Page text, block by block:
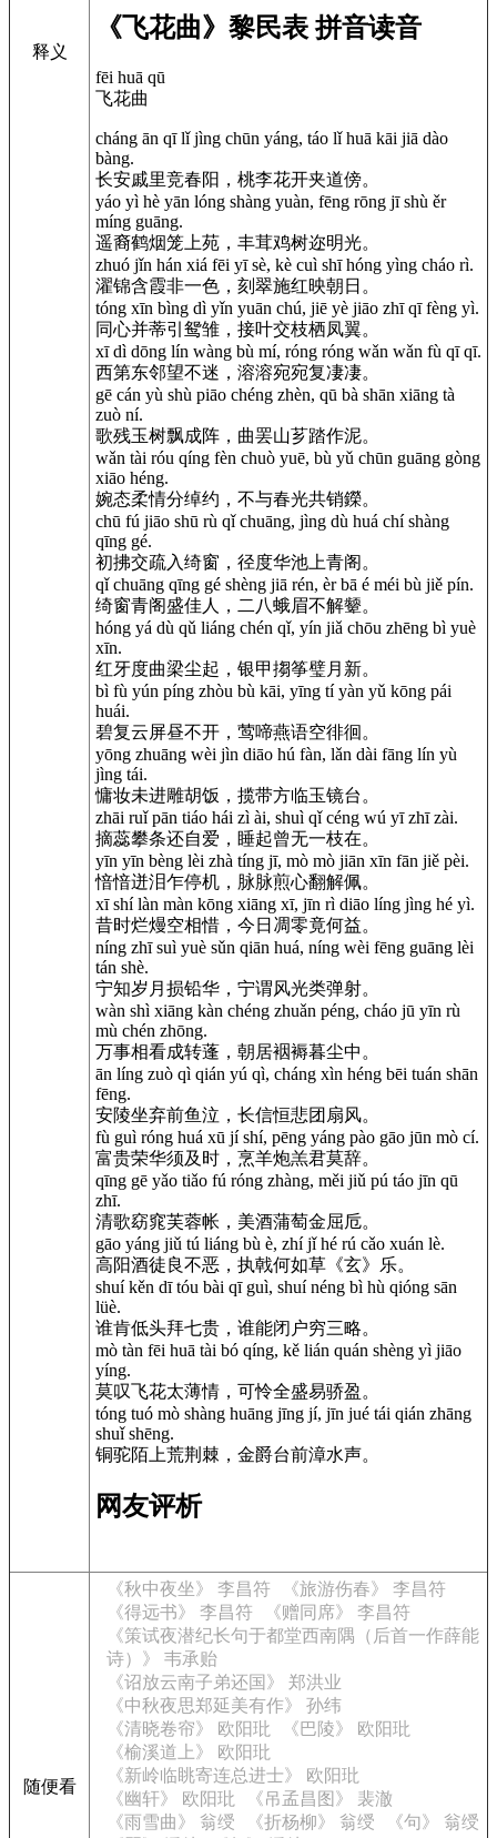
释义
《飞花曲》黎民表 拼音读音
fēi huā qū
飞花曲
cháng ān qī lǐ jìng chūn yáng, táo lǐ huā kāi jiā dào
bàng.
长安戚里竞春阳，桃李花开夹道傍。
yáo yì hè yān lóng shàng yuàn, fēng rōng jī shù ěr
míng guāng.
遥裔鹤烟笼上苑，丰茸鸡树迩明光。
zhuó jǐn hán xiá fēi yī sè, kè cuì shī hóng yìng cháo rì.
濯锦含霞非一色，刻翠施红映朝日。
tóng xīn bìng dì yǐn yuān chú, jiē yè jiāo zhī qī fèng yì.
同心并蒂引鸳雏，接叶交枝栖凤翼。
xī dì dōng lín wàng bù mí, róng róng wǎn wǎn fù qī qī.
西第东邻望不迷，溶溶宛宛复凄凄。
gē cán yù shù piāo chéng zhèn, qū bà shān xiāng tà
zuò ní.
歌残玉树飘成阵，曲罢山芗踏作泥。
wǎn tài róu qíng fèn chuò yuē, bù yǔ chūn guāng gòng
xiāo héng.
婉态柔情分绰约，不与春光共销鑅。
chū fú jiāo shū rù qǐ chuāng, jìng dù huá chí shàng
qīng gé.
初拂交疏入绮窗，径度华池上青阁。
qǐ chuāng qīng gé shèng jiā rén, èr bā é méi bù jiě pín.
绮窗青阁盛佳人，二八蛾眉不解颦。
hóng yá dù qǔ liáng chén qǐ, yín jiǎ chōu zhēng bì yuè
xīn.
红牙度曲梁尘起，银甲搊筝璧月新。
bì fù yún píng zhòu bù kāi, yīng tí yàn yǔ kōng pái
huái.
碧复云屏昼不开，莺啼燕语空徘徊。
yōng zhuāng wèi jìn diāo hú fàn, lǎn dài fāng lín yù
jìng tái.
慵妆未进雕胡饭，揽带方临玉镜台。
zhāi ruǐ pān tiáo hái zì ài, shuì qǐ céng wú yī zhī zài.
摘蕊攀条还自爱，睡起曾无一枝在。
yīn yīn bèng lèi zhà tíng jī, mò mò jiān xīn fān jiě pèi.
愔愔迸泪乍停机，脉脉煎心翻解佩。
xī shí làn màn kōng xiāng xī, jīn rì diāo líng jìng hé yì.
昔时烂熳空相惜，今日凋零竟何益。
níng zhī suì yuè sǔn qiān huá, níng wèi fēng guāng lèi
tán shè.
宁知岁月损铅华，宁谓风光类弹射。
wàn shì xiāng kàn chéng zhuǎn péng, cháo jū yīn rù
mù chén zhōng.
万事相看成转蓬，朝居裀褥暮尘中。
ān líng zuò qì qián yú qì, cháng xìn héng bēi tuán shān
fēng.
安陵坐弃前鱼泣，长信恒悲团扇风。
fù guì róng huá xū jí shí, pēng yáng pào gāo jūn mò cí.
富贵荣华须及时，烹羊炮羔君莫辞。
qīng gē yǎo tiǎo fú róng zhàng, měi jiǔ pú táo jīn qū
zhī.
清歌窈窕芙蓉帐，美酒蒲萄金屈卮。
gāo yáng jiǔ tú liáng bù è, zhí jǐ hé rú cǎo xuán lè.
高阳酒徒良不恶，执戟何如草《玄》乐。
shuí kěn dī tóu bài qī guì, shuí néng bì hù qióng sān
lüè.
谁肯低头拜七贵，谁能闭户穷三略。
mò tàn fēi huā tài bó qíng, kě lián quán shèng yì jiāo
yíng.
莫叹飞花太薄情，可怜全盛易骄盈。
tóng tuó mò shàng huāng jīng jí, jīn jué tái qián zhāng
shuǐ shēng.
铜驼陌上荒荆棘，金爵台前漳水声。
网友评析
随便看
《秋中夜坐》 李昌符
《旅游伤春》 李昌符
《得远书》 李昌符
《赠同席》 李昌符
《策试夜潜纪长句于都堂西南隅（后首一作薛能
诗）》 韦承贻
《诏放云南子弟还国》 郑洪业
《中秋夜思郑延美有作》 孙纬
《清晓卷帘》 欧阳玭
《巴陵》 欧阳玭
《榆溪道上》 欧阳玭
《新岭临眺寄连总进士》 欧阳玭
《幽轩》 欧阳玭
《吊孟昌图》 裴澈
《雨雪曲》 翁绶
《折杨柳》 翁绶
《句》 翁绶